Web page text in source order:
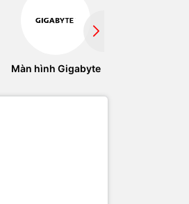
Màn hình Gigabyte